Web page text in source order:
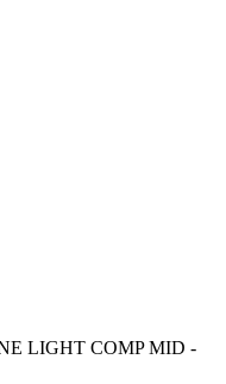
LIGHT COMP MID -